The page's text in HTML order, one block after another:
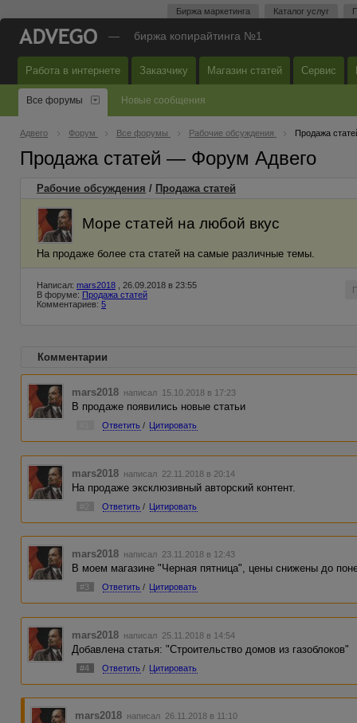
Биржа маркетинга Каталог услуг
— биржа копирайтинга №1
Работа в интернете Заказчику Магазин статей Сервис
Все форумы Новые сообщения
Адвего Форум Все форумы Рабочие обсуждения Продажа
Продажа статей — Форум Адвего
Рабочие обсуждения / Продажа статей
Море статей на любой вкус
На продаже более ста статей на самые различные темы.
Написал: mars2018 , 26.09.2018 в 23:55
В форуме: Продажа статей
Комментариев: 5
Комментарии
mars2018 написал 15.10.2018 в 17:23
В продаже появились новые статьи
Ответить / Цитировать
mars2018 написал 22.11.2018 в 20:14
На продаже эксклюзивный авторский контент.
#2 Ответить / Цитировать
mars2018 написал 23.11.2018 в 12:43
В моем магазине "Черная пятница", цены снижены до
#3 Ответить / Цитировать
mars2018 написал 25.11.2018 в 14:54
Добавлена статья: "Строительство домов из газоблоков"
#4 Ответить / Цитировать
mars2018 написал 26.11.2018 в 11:10